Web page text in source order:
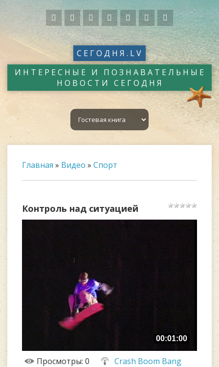
СЕГОДНЯ.LV
ИНТЕРЕСНЫЕ И ПОЗНАВАТЕЛЬНЫЕ
НОВОСТИ СЕГОДНЯ
Главная » Видео » Спорт
Контроль над ситуацией
00:01:00
Просмотры: 0
Crash Boom Bang